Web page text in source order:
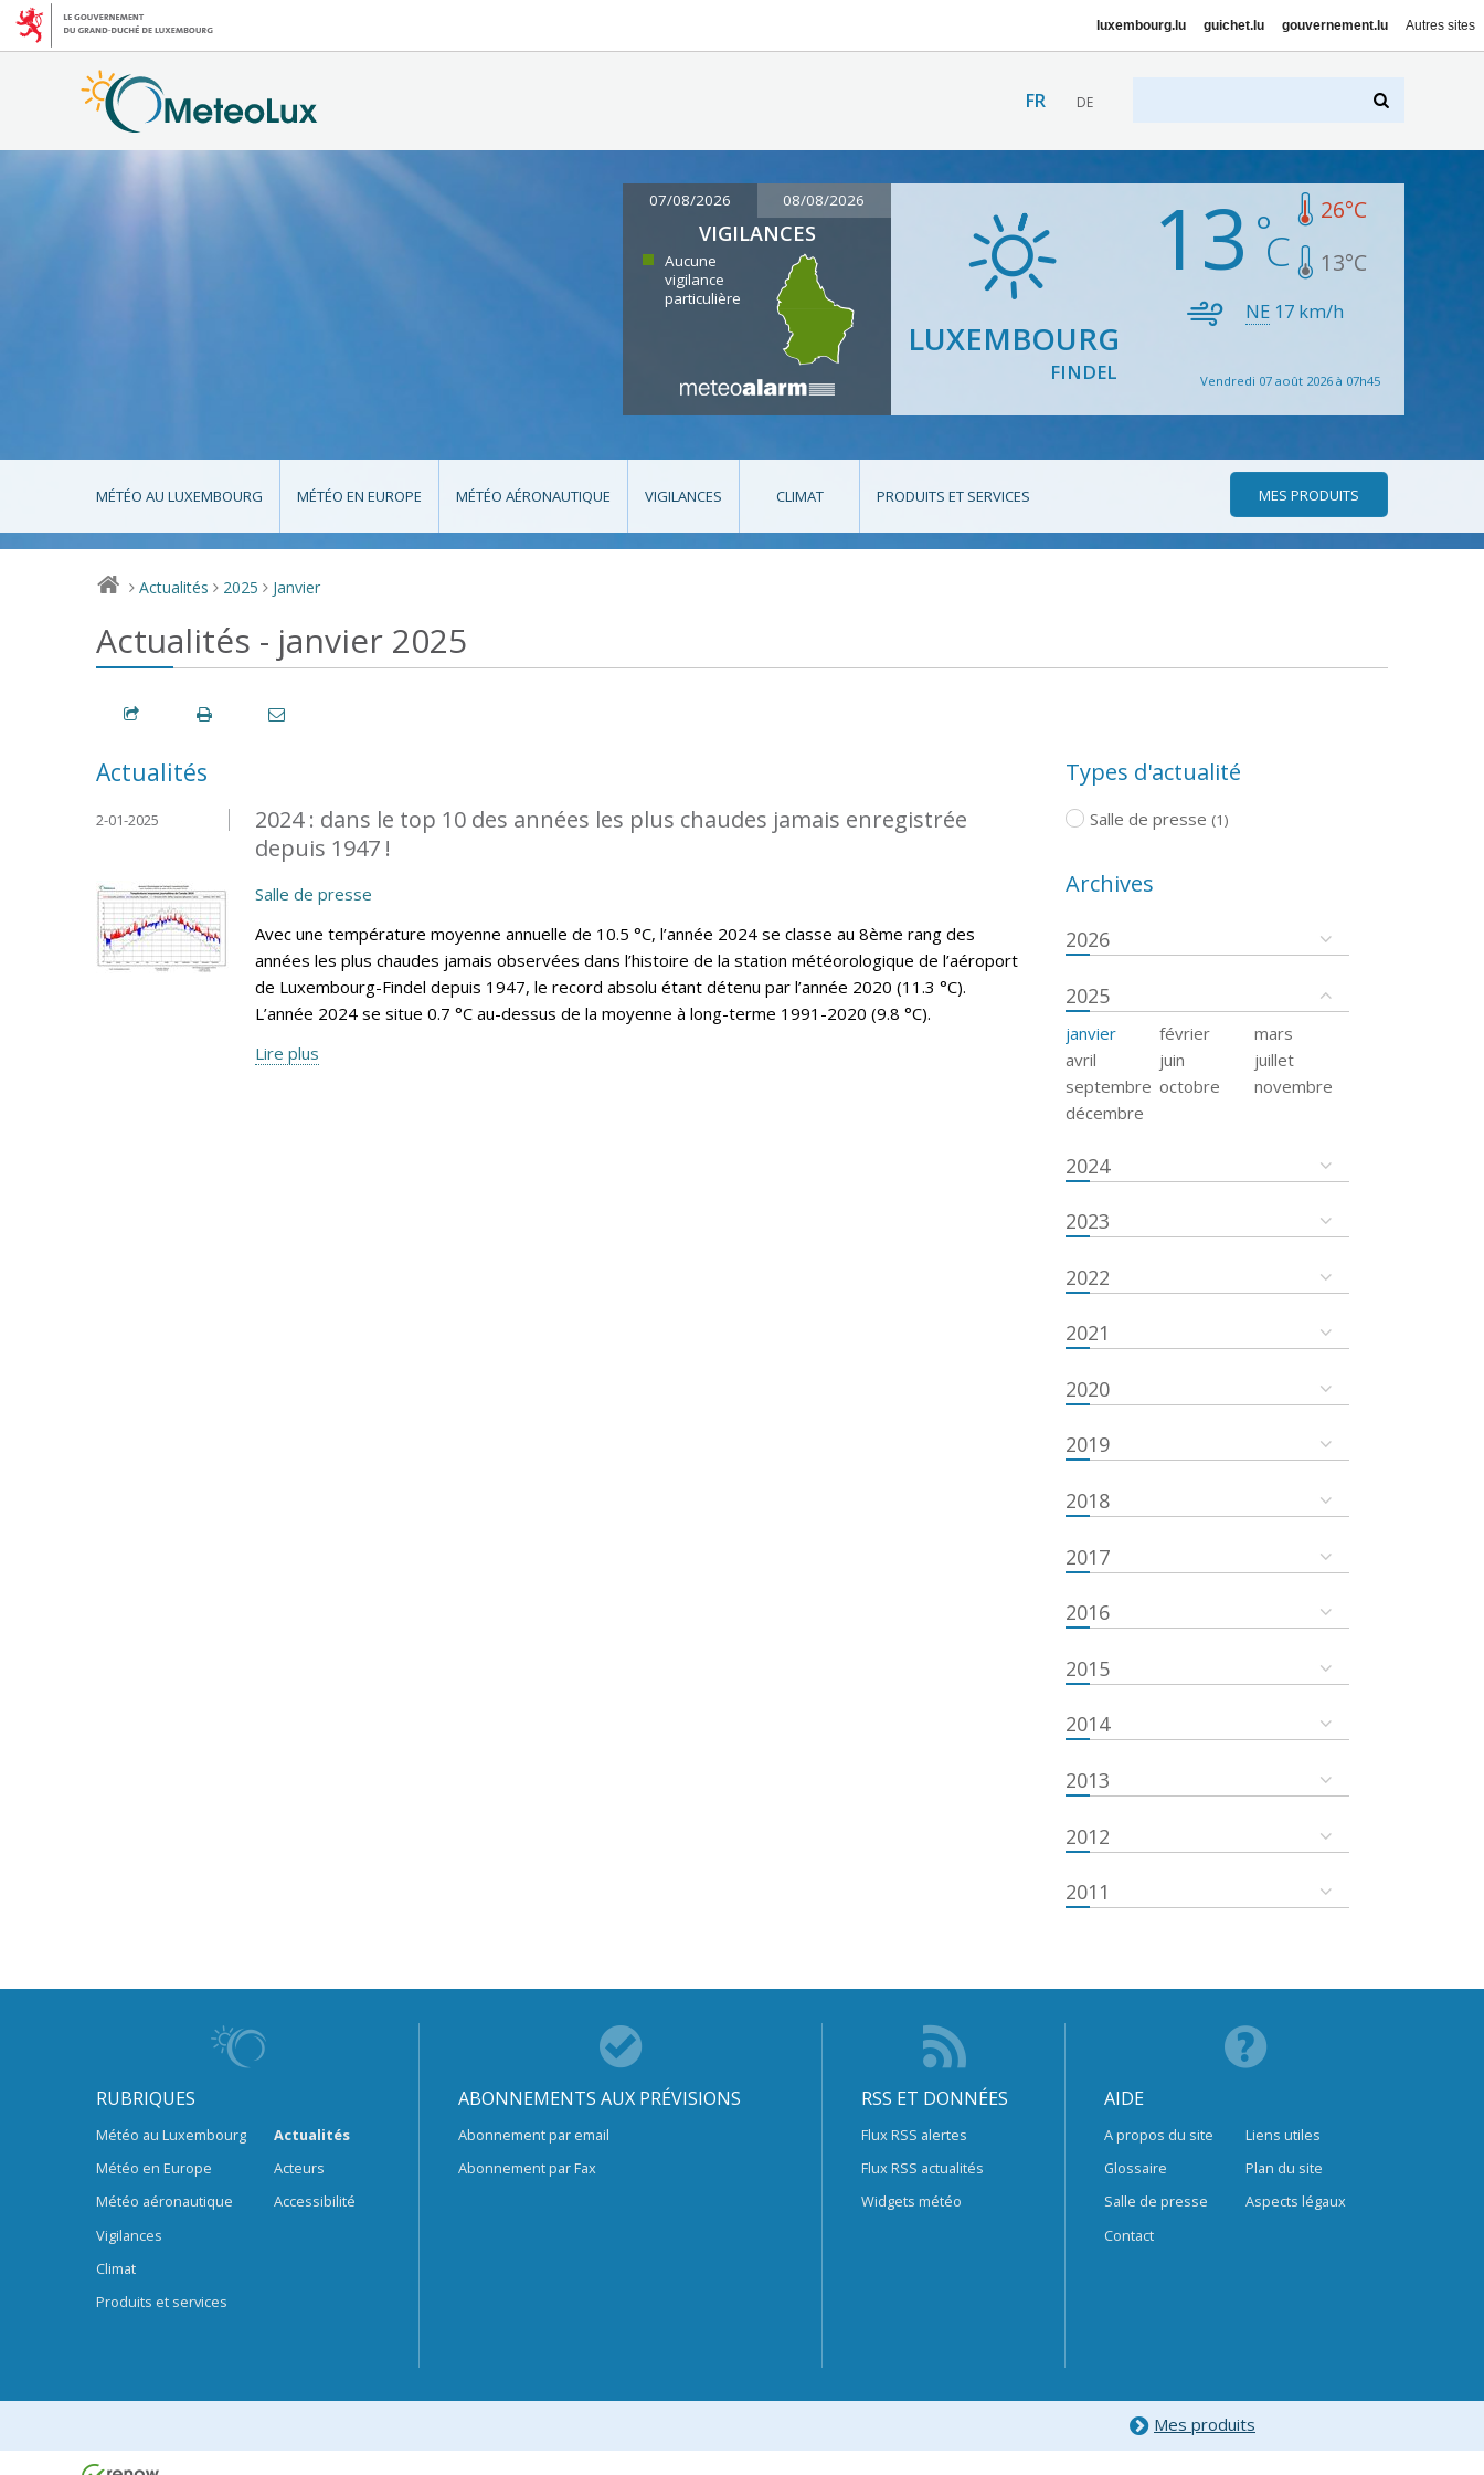
luxembourg.lu guichet.lu gouvernement.lu Autres sites
FR DE
07/08/2026 08/08/2026
VIGILANCES
Aucune
vigilance
particulière
LUXEMBOURG
FINDEL
13 26°C
13°C
NE 17 km/h
Vendredi 07 août 2026 à 07h45
MÉTÉO AU LUXEMBOURG MÉTÉO EN EUROPE MÉTÉO AÉRONAUTIQUE VIGILANCES CLIMAT PRODUITS ET SERVICES MES PRODUITS
> Actualités > 2025 > Janvier
Actualités - janvier 2025
Actualités
2024 : dans le top 10 des années les plus chaudes jamais enregistrée
depuis 1947 !
2-01-2025
Salle de presse
Avec une température moyenne annuelle de 10.5 °C, l’année 2024 se classe au 8ème rang des
années les plus chaudes jamais observées dans l’histoire de la station météorologique de l’aéroport
de Luxembourg-Findel depuis 1947, le record absolu étant détenu par l’année 2020 (11.3 °C).
L’année 2024 se situe 0.7 °C au-dessus de la moyenne à long-terme 1991-2020 (9.8 °C).
Lire plus
Types d'actualité
Salle de presse (1)
Archives
2026
2025
janvier février
mars
avril
juin
juillet
septembre octobre
novembre
décembre
2024
2023
2022
2021
2020
2019
2018
2017
2016
2015
2014
2013
2012
2011
RUBRIQUES
Météo au Luxembourg
Météo en Europe
Météo aéronautique
Vigilances
Climat
Produits et services
Actualités
Acteurs
Accessibilité
ABONNEMENTS AUX PRÉVISIONS
Abonnement par email
Abonnement par Fax
RSS ET DONNÉES
Flux RSS alertes
Flux RSS actualités
Widgets météo
AIDE
A propos du site
Glossaire
Salle de presse
Contact
Liens utiles
Plan du site
Aspects légaux
Mes produits